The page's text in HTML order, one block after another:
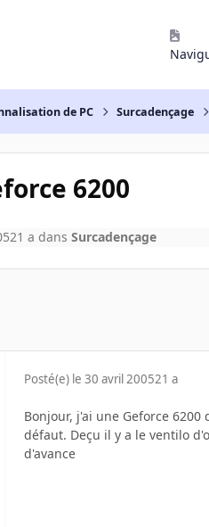
de PC Surcadençage
6200
21 a dans Surcadençage
Posté(e) le 30 avril 200521 a
Bonjour, j'ai une Geforce
défaut. Deçu il y a le ventilo
d'avance